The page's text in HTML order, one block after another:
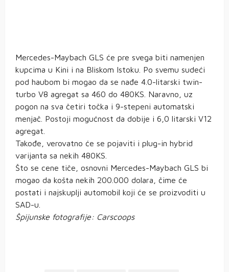
Mercedes-Maybach GLS će pre svega biti namenjen
kupcima u Kini i na Bliskom Istoku. Po svemu sudeći
pod haubom bi mogao da se nađe 4.0-litarski twin-
turbo V8 agregat sa 460 do 480KS. Naravno, uz
pogon na sva četiri točka i 9-stepeni automatski
menjač. Postoji mogućnost da dobije i 6,0 litarski V12
agregat.
Takođe, verovatno će se pojaviti i plug-in hybrid
varijanta sa nekih 480KS.
Što se cene tiče, osnovni Mercedes-Maybach GLS bi
mogao da košta nekih 200.000 dolara, čime će
postati i najskuplji automobil koji će se proizvoditi u
SAD-u.
Špijunske fotografije: Carscoops